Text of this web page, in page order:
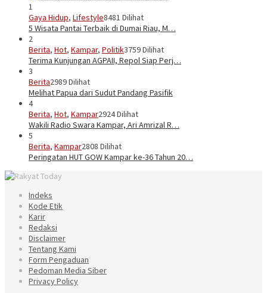
1
Gaya Hidup, Lifestyle8481 Dilihat
5 Wisata Pantai Terbaik di Dumai Riau, M…
2
Berita, Hot, Kampar, Politik3759 Dilihat
Terima Kunjungan AGPAII, Repol Siap Perj…
3
Berita2989 Dilihat
Melihat Papua dari Sudut Pandang Pasifik
4
Berita, Hot, Kampar2924 Dilihat
Wakili Radio Swara Kampar, Ari Amrizal R…
5
Berita, Kampar2808 Dilihat
Peringatan HUT GOW Kampar ke-36 Tahun 20…
Indeks
Kode Etik
Karir
Redaksi
Disclaimer
Tentang Kami
Form Pengaduan
Pedoman Media Siber
Privacy Policy